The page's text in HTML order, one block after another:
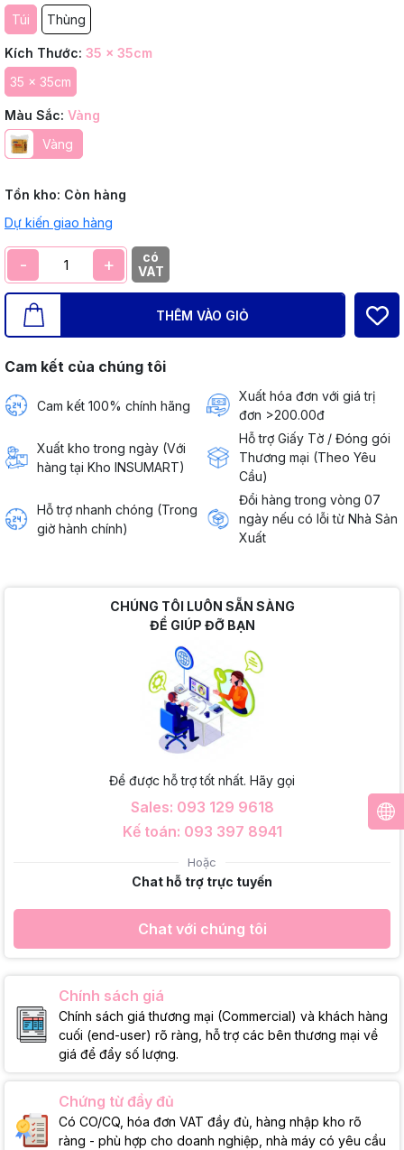
Túi
Thùng
Kích Thước: 35 x 35cm
35 x 35cm
Màu Sắc: Vàng
Vàng
Tồn kho: Còn hàng
Dự kiến giao hàng
- +
có
VAT
THÊM VÀO GIỎ
Cam kết của chúng tôi
Cam kết 100% chính hãng
Xuất hóa đơn với giá trị
đơn >200.00đ
Xuất kho trong ngày (Với
hàng tại Kho INSUMART)
Hỗ trợ Giấy Tờ / Đóng gói
Thương mại (Theo Yêu
Cầu)
Hỗ trợ nhanh chóng (Trong
giờ hành chính)
Đổi hàng trong vòng 07
ngày nếu có lỗi từ Nhà Sản
Xuất
CHÚNG TÔI LUÔN SẴN SÀNG
ĐỂ GIÚP ĐỠ BẠN
Để được hỗ trợ tốt nhất. Hãy gọi
Sales: 093 129 9618
Kế toán: 093 397 8941
Hoặc
Chat hỗ trợ trực tuyến
Chat với chúng tôi
Chính sách giá
Chính sách giá thương mại (Commercial) và khách hàng
cuối (end-user) rõ ràng, hỗ trợ các bên thương mại về
giá để đẩy số lượng.
Chứng từ đầy đủ
Có CO/CQ, hóa đơn VAT đầy đủ, hàng nhập kho rõ
ràng - phù hợp cho doanh nghiệp, nhà máy có yêu cầu